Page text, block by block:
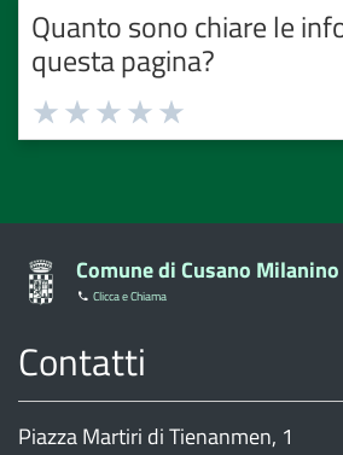
Quanto sono chiare le
questa pagina?
Valuta
Valuta
Valuta
Valuta
Valuta
Comune di Cusano Milanino
Clicca e Chiama
Contatti
Piazza Martiri di Tienanmen, 1